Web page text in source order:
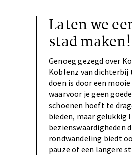
Laten we
stad maken!
Genoeg gezegd over
Koblenz van dichterbij
doen is door een
waarvoor je geen
schoenen hoeft te
bieden, maar gelukkig
bezienswaardigheden
rondwandeling biedt
pauze of een langere